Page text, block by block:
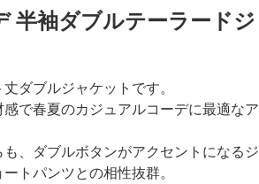
半袖ダブルテーラードジ
ダブルジャケットです。
で春夏のカジュアルコーデに最適なア
、ダブルボタンがアクセントになるジ
トパンツとの相性抜群。